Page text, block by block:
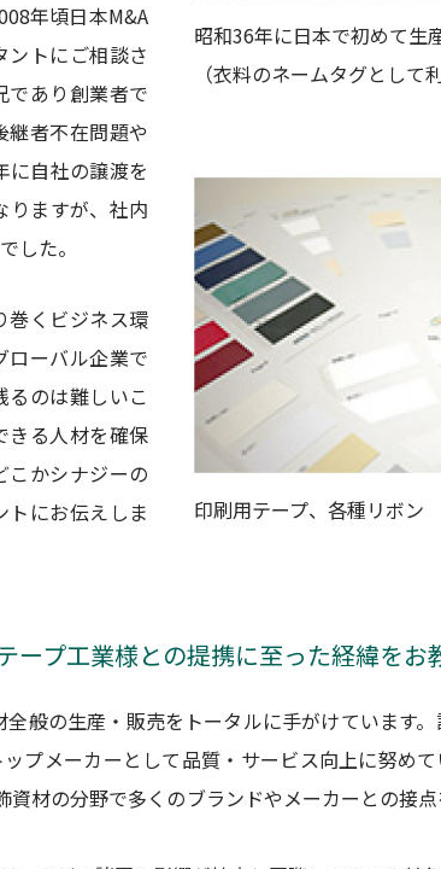
年頃日本M&A
ントにご相談さ
であり創業者で
継者不在問題や
に自社の譲渡を
りますが、社内
した。
巻くビジネス環
ローバル企業で
るのは難しいこ
きる人材を確保
こかシナジーの
トにお伝えしま
昭和36年に日本で初めて生
（衣料のネームタグとして
印刷用テープ、各種リボン
プ工業様との提携に至った経緯をお
般の生産・販売をトータルに手がけています
プメーカーとして品質・サービス向上に努め
材の分野で多くのブランドやメーカーとの接